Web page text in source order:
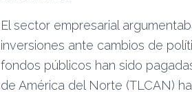
El sector empresarial
inversiones ante cambios de
fondos públicos han sido
de América del Norte (TLCAN)